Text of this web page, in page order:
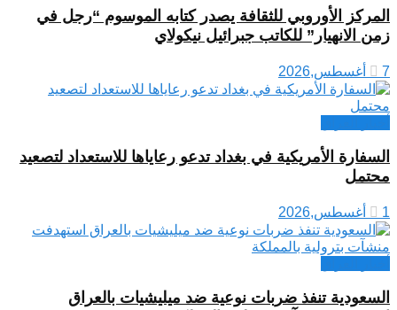
المركز الأوروبي للثقافة يصدر كتابه الموسوم “رجل في
زمن الانهيار” للكاتب جبرائيل نيكولاي
7 أغسطس,2026
السفارة الأمريكية في بغداد تدعو رعاياها للاستعداد لتصعيد
محتمل
1 أغسطس,2026
السعودية تنفذ ضربات نوعية ضد ميليشيات بالعراق